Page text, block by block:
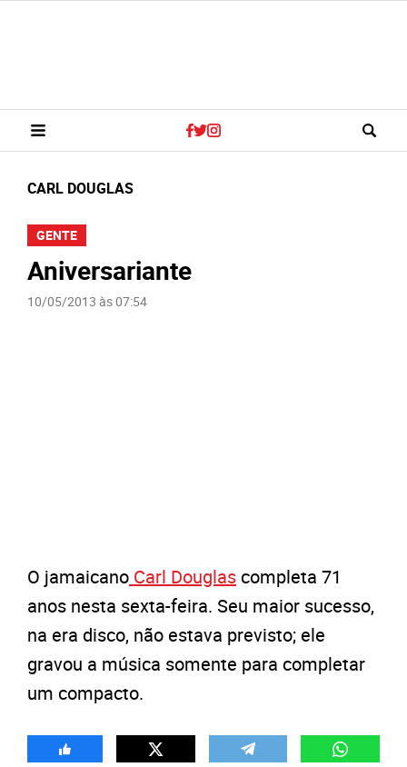
CARL DOUGLAS
GENTE
Aniversariante
10/05/2013 às 07:54
O jamaicano Carl Douglas completa 71
anos nesta sexta-feira. Seu maior sucesso,
na era disco, não estava previsto; ele
gravou a música somente para completar
um compacto.